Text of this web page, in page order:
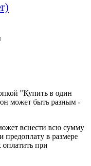
"Купить в один
может быть разным -
вснести всю сумму
предоплату в размере
оплатить при